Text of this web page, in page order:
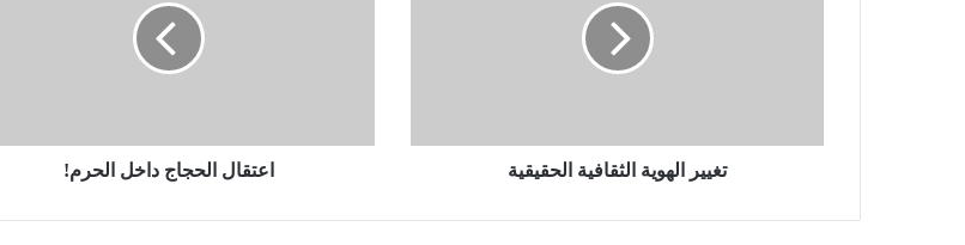
تغيير الهوية الثقافية الحقيقية اعتقال الحجاج داخل الحرم!